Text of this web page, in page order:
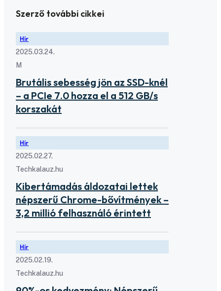
Szerző további cikkei
Hír
2025.03.24.
M
Brutális sebesség jön az SSD-knél
– a PCIe 7.0 hozza el a 512 GB/s
korszakát
Hír
2025.02.27.
Techkalauz.hu
Kibertámadás áldozatai lettek
népszerű Chrome-bővítmények –
3,2 millió felhasználó érintett
Hír
2025.02.19.
Techkalauz.hu